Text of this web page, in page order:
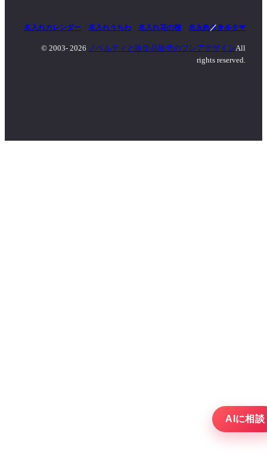
名入れカレンダー 名入れうちわ 名入れ花の種 名入れタオル
マッチ／ライター
© 2003- 2026 ノベルティと販促品販売のフレアデザインAll
rights reserved.
AIに相談